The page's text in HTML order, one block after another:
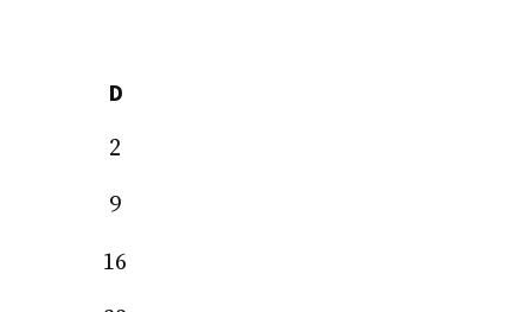
D
2
9
16